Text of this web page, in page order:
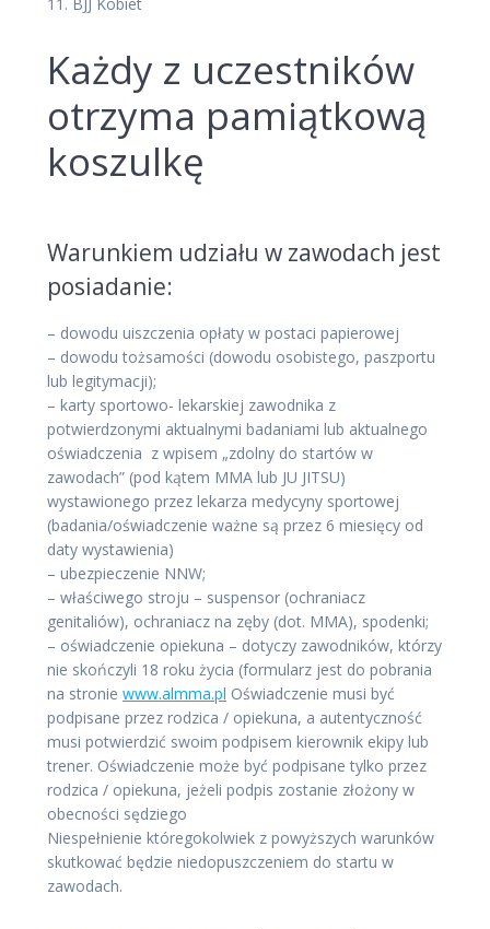
Każdy z uczestników
otrzyma pamiątkową
koszulkę
Warunkiem udziału w zawodach jest
posiadanie:
– dowodu uiszczenia opłaty w postaci papierowej
– dowodu tożsamości (dowodu osobistego, paszportu
lub legitymacji);
– karty sportowo- lekarskiej zawodnika z
potwierdzonymi aktualnymi badaniami lub aktualnego
oświadczenia z wpisem „zdolny do startów w
zawodach” (pod kątem MMA lub JU JITSU)
wystawionego przez lekarza medycyny sportowej
(badania/oświadczenie ważne są przez 6 miesięcy od
daty wystawienia)
– ubezpieczenie NNW;
– właściwego stroju – suspensor (ochraniacz
genitaliów), ochraniacz na zęby (dot. MMA), spodenki;
– oświadczenie opiekuna – dotyczy zawodników, którzy
nie skończyli 18 roku życia (formularz jest do pobrania
na stronie www.almma.pl Oświadczenie musi być
podpisane przez rodzica / opiekuna, a autentyczność
musi potwierdzić swoim podpisem kierownik ekipy lub
trener. Oświadczenie może być podpisane tylko przez
rodzica / opiekuna, jeżeli podpis zostanie złożony w
obecności sędziego
Niespełnienie któregokolwiek z powyższych warunków
skutkować będzie niedopuszczeniem do startu w
zawodach.